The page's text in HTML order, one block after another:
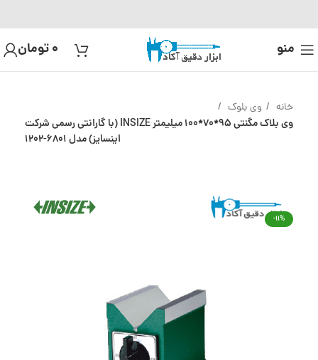
منو 0تومان
خانه وی بلوک
وی بلاک مگنتی 95*70*100 میلیمتر INSIZE (با گارانتی رسمی شرکت
اینسایز) مدل 6801-1202
-11%